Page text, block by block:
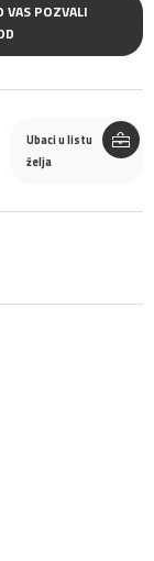
VAS POZVALI
Ubaci u listu
želja